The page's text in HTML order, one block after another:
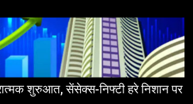
शुरुआत, सेंसेक्स-निफ्टी हरे निशान पर